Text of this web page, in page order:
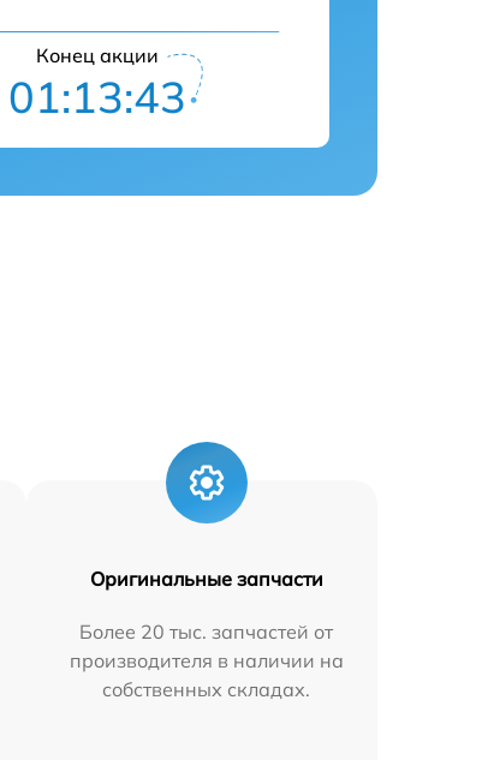
Конец акции
01:13:42
Оригинальные запчасти
Более 20 тыс. запчастей от
производителя в наличии на
собственных складах.